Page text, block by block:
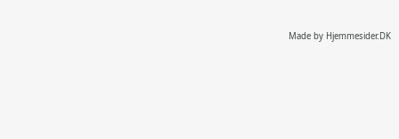
Made by Hjemmesider.DK